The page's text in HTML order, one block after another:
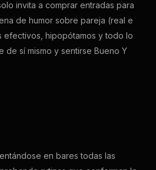
invita a comprar entradas para
de humor sobre pareja (real e
efectivos, hipopótamos y todo lo
de sí mismo y sentirse Bueno Y
en bares todas las